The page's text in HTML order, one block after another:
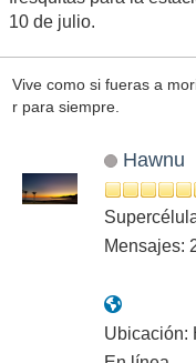
10 de julio.
Vive como si fueras a
r para siempre.
Hawnu
Mensajes:
Ubicación: